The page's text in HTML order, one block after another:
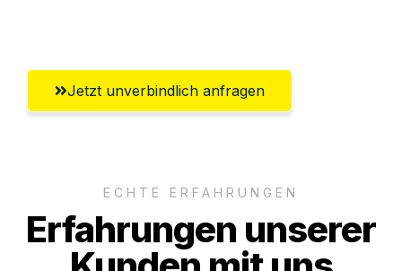
Jetzt unverbindlich anfragen
ECHTE ERFAHRUNGEN
Erfahrungen unserer